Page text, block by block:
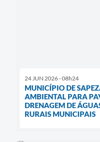
24 JUN 2026 - 08h24
MUNICÍPIO DE
AMBIENTAL PARA
DRENAGEM DE
RURAIS MUNICIPAIS